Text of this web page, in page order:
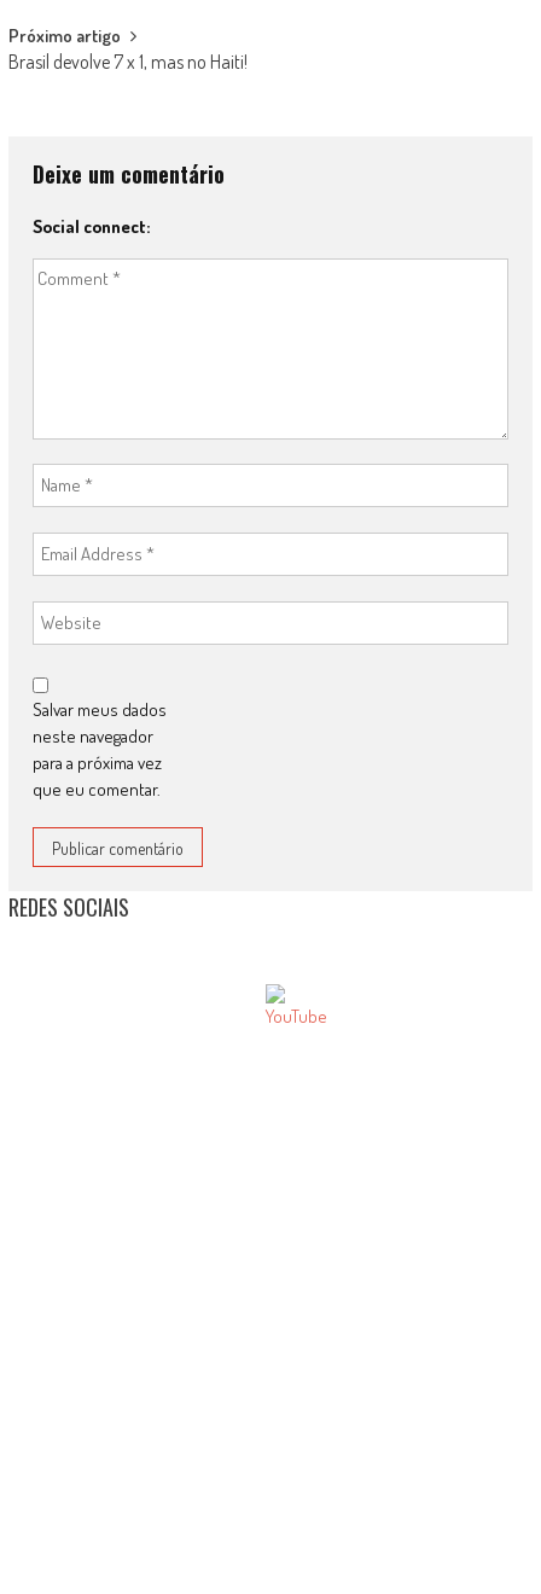
Próximo artigo
Brasil devolve 7 x 1, mas no Haiti!
Deixe um comentário
Social connect:
Salvar meus dados
neste navegador
para a próxima vez
que eu comentar.
REDES SOCIAIS